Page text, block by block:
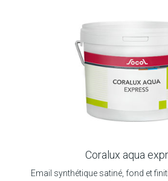
Coralux aqua
Email synthétique satiné, fond et